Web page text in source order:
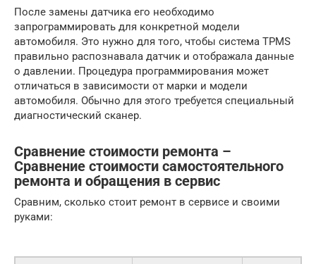
После замены датчика его необходимо
запрограммировать для конкретной модели
автомобиля. Это нужно для того, чтобы система TPMS
правильно распознавала датчик и отображала данные
о давлении. Процедура программирования может
отличаться в зависимости от марки и модели
автомобиля. Обычно для этого требуется специальный
диагностический сканер.
Сравнение стоимости ремонта –
Сравнение стоимости самостоятельного
ремонта и обращения в сервис
Сравним, сколько стоит ремонт в сервисе и своими
руками: